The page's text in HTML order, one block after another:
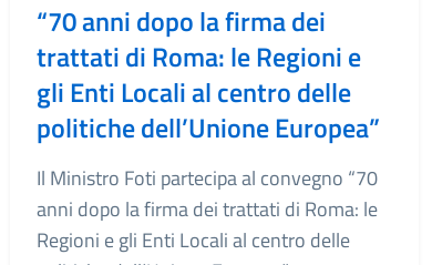
“70 anni dopo la firma dei
trattati di Roma: le Regioni e
gli Enti Locali al centro delle
politiche dell’Unione Europea”
Il Ministro Foti partecipa al convegno “70
anni dopo la firma dei trattati di Roma: le
Regioni e gli Enti Locali al centro delle